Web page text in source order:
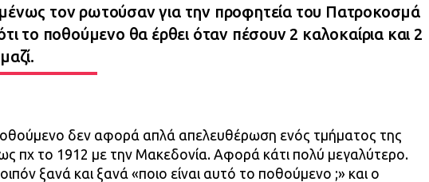
τον ρωτούσαν για την προφητεία του Πατροκοσμά
το ποθούμενο θα έρθει όταν πέσουν 2 καλοκαίρια και 2
δεν αφορά απλά απελευθέρωση ενός τμήματος της
πχ το 1912 με την Μακεδονία. Αφορά κάτι πολύ μεγαλύτερο.
ξανά και ξανά «ποιο είναι αυτό το ποθούμενο ;» και ο